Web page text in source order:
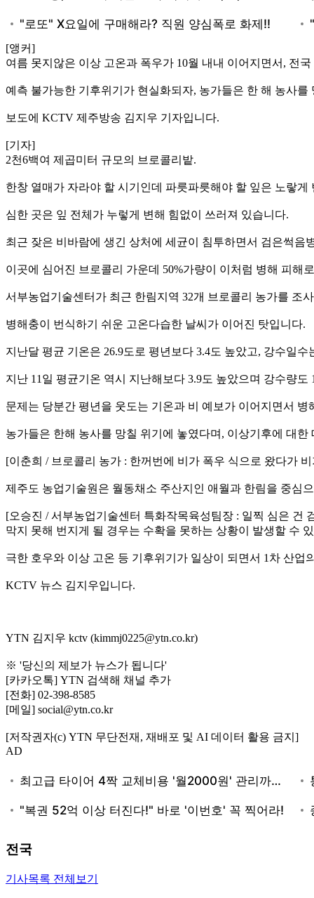
[앵커]
여름 못지않은 이상 고온과 폭우가 10월 내내 이어지면서, 전
예측 불가능한 기후위기가 현실화되자, 농가들은 한 해 농사
보도에 KCTV 제주방송 김지우 기자입니다.
[기자]
2천6백여 제곱미터 규모의 브로콜리밭.
한창 열매가 자라야 할 시기인데 파릇파릇해야 할 잎은 노랗게
심한 곳은 잎 전체가 누렇게 변해 힘없이 쓰러져 있습니다.
최근 잦은 비바람에 생긴 상처에 세균이 침투하면서 검은썩음
이곳에 심어진 브로콜리 가운데 50%가량이 이처럼 병해 피해
서부농업기술센터가 최근 한림지역 32개 브로콜리 농가를 조
병해충이 번식하기 쉬운 고온다습한 날씨가 이어진 탓입니다.
지난달 평균 기온은 26.9도로 평년보다 3.4도 높았고, 강수일
지난 11일 평균기온 역시 지난해보다 3.9도 높았으며 강수량도
문제는 당분간 평년을 웃도는 기온과 비 예보가 이어지면서
농가들은 한해 농사를 망칠 위기에 놓였다며, 이상기후에 대
[이춘희 / 브로콜리 농가 : 한꺼번에 비가 폭우 식으로 왔다가
제주도 농업기술원은 월동채소 주산지인 애월과 한림을 중심
[오승진 / 서부농업기술센터 특화작목육성팀장 : 일찍 심은 건
막지 못해 번지게 될 경우는 수확을 못하는 상황이 발생할 수
극한 호우와 이상 고온 등 기후위기가 일상이 되면서 1차 산업
KCTV 뉴스 김지우입니다.
YTN 김지우 kctv (kimmj0225@ytn.co.kr)
※ '당신의 제보가 뉴스가 됩니다'
[카카오톡] YTN 검색해 채널 추가
[전화] 02-398-8585
[메일] social@ytn.co.kr
[저작권자(c) YTN 무단전재, 재배포 및 AI 데이터 활용 금지]
AD
전국
기사목록 전체보기